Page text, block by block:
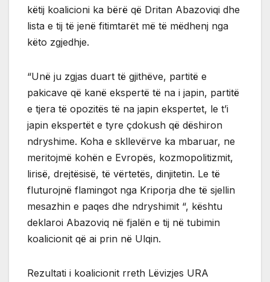
këtij koalicioni ka bërë që Dritan Abazoviqi dhe
lista e tij të jenë fitimtarët më të mëdhenj nga
këto zgjedhje.
“Unë ju zgjas duart të gjithëve, partitë e
pakicave që kanë ekspertë të na i japin, partitë
e tjera të opozitës të na japin ekspertet, le t’i
japin ekspertët e tyre çdokush që dëshiron
ndryshime. Koha e skllevërve ka mbaruar, ne
meritojmë kohën e Evropës, kozmopolitizmit,
lirisë, drejtësisë, të vërtetës, dinjitetin. Le të
fluturojnë flamingot nga Kriporja dhe të sjellin
mesazhin e paqes dhe ndryshimit “, kështu
deklaroi Abazoviq në fjalën e tij në tubimin
koalicionit që ai prin në Ulqin.
Rezultati i koalicionit rreth Lëvizjes URA